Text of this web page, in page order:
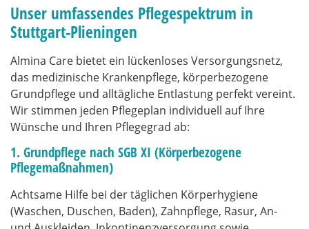
Unser umfassendes Pflegespektrum in
Stuttgart-Plieningen
Almina Care bietet ein lückenloses Versorgungsnetz,
das medizinische Krankenpflege, körperbezogene
Grundpflege und alltägliche Entlastung perfekt vereint.
Wir stimmen jeden Pflegeplan individuell auf Ihre
Wünsche und Ihren Pflegegrad ab:
1. Grundpflege nach SGB XI (Körperbezogene
Pflegemaßnahmen)
Achtsame Hilfe bei der täglichen Körperhygiene
(Waschen, Duschen, Baden), Zahnpflege, Rasur, An-